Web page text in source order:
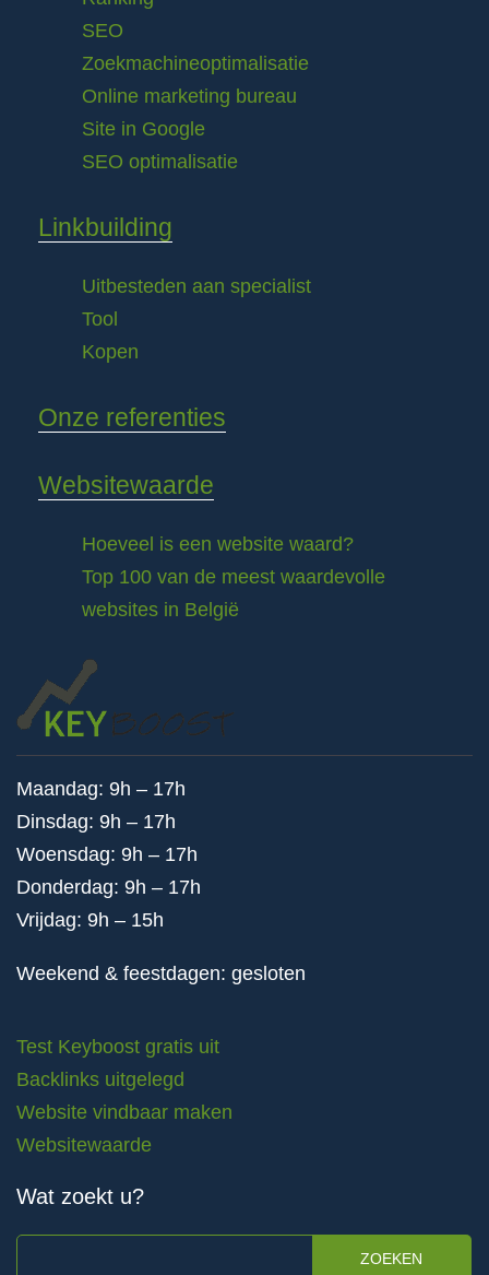
SEO
Zoekmachineoptimalisatie
Online marketing bureau
Site in Google
SEO optimalisatie
Linkbuilding
Uitbesteden aan specialist
Tool
Kopen
Onze referenties
Websitewaarde
Hoeveel is een website waard?
Top 100 van de meest waardevolle
websites in België
Maandag: 9h – 17h
Dinsdag: 9h – 17h
Woensdag: 9h – 17h
Donderdag: 9h – 17h
Vrijdag: 9h – 15h
Weekend & feestdagen: gesloten
Test Keyboost gratis uit
Backlinks uitgelegd
Website vindbaar maken
Websitewaarde
Wat zoekt u?
ZOEKEN